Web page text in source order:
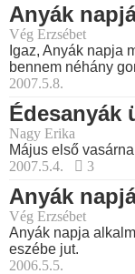
Anyák
Vég Erzsébet
Igaz, Anyák napja
bennem néhány
2007.5.8.
Édesanyák
Nagy Erika
Május első
2007.5.4.
3
Anyák
Vég Erzsébet
Anyák napja
eszébe jut.
2006.5.5.